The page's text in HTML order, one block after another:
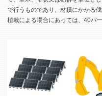
で行うものであり、材積にかかる
植栽による場合にあっては、40パ